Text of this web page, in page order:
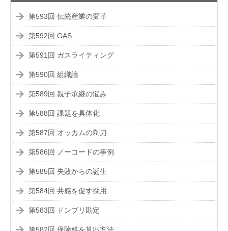
第593回 伝統産業の変革
第592回 GAS
第591回 ガスライティング
第590回 組織論
第589回 親子承継の悩み
第588回 課題を具体化
第587回 オッカムの剃刀
第586回 ノーコードの事例
第585回 失敗からの誕生
第584回 共感を促す採用
第583回 ドンブリ勘定